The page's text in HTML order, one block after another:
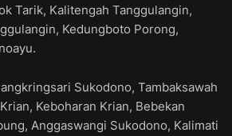
Tarik, Kalitengah Tanggulangin,
Kedungboto Porong,
Sukodono, Tambaksawah
Keboharan Krian, Bebekan
Anggaswangi Sukodono, Kalimati